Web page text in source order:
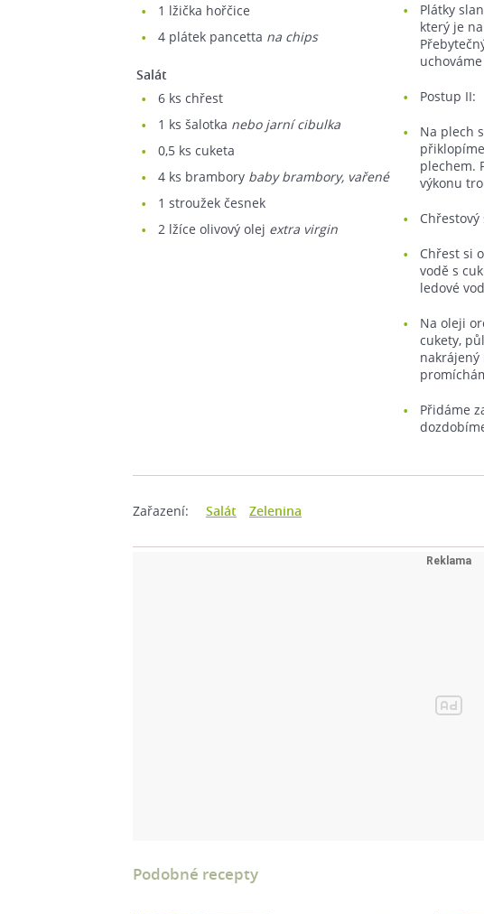
1 lžička hořčice
4 plátek pancetta na chips
Salát
6 ks chřest
1 ks šalotka nebo jarní cibulka
0,5 ks cuketa
4 ks brambory baby brambory, vařené
1 stroužek česnek
2 lžíce olivový olej extra virgin
Plátky
který je
Postup II:
Na plech
plechem.
výkonu
Chřestový
Chřest si
vodě s
ledové
Na oleji
cukety,
nakrájený
Přidáme
Zařazení: Salát Zelenina
Podobné recepty